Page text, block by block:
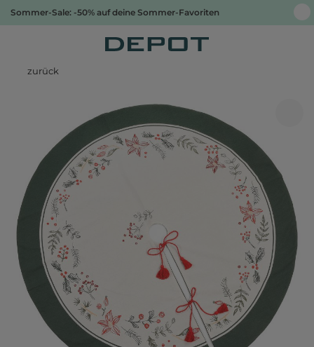
Sommer-Sale: -50% auf deine Sommer-Favoriten
zurück